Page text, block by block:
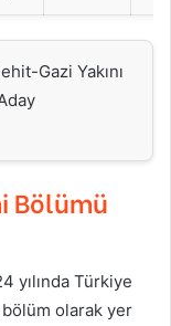
Gazi Yakını
Bölümü
yılında Türkiye
olarak yer